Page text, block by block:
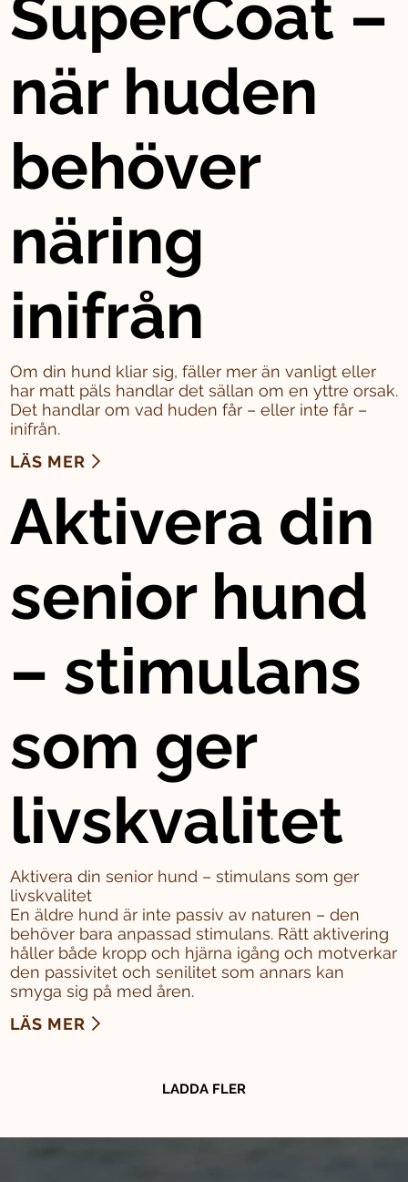
SuperCoat –
när huden
behöver
näring
inifrån
Om din hund kliar sig, fäller mer än vanligt eller
har matt päls handlar det sällan om en yttre orsak.
Det handlar om vad huden får – eller inte får –
inifrån.
LÄS MER
Aktivera din
senior hund
– stimulans
som ger
livskvalitet
Aktivera din senior hund – stimulans som ger
livskvalitet
En äldre hund är inte passiv av naturen – den
behöver bara anpassad stimulans. Rätt aktivering
håller både kropp och hjärna igång och motverkar
den passivitet och senilitet som annars kan
smyga sig på med åren.
LÄS MER
LADDA FLER